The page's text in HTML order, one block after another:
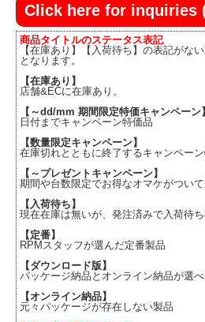
Click here for inquiries
商品タイトルのステータス表記
【在庫あり】【入荷待ち】の表記がな
となります。
【在庫あり】
店舗&ECに在庫あり。
【～dd/mm 期間限定特価キャンペーン】
日付までキャンペーン特価品
【数量限定キャンペーン】
在庫切れとともに終了するキャンペー
【～プレゼントキャンペーン】
期間や台数限定でお得なオマケがつい
【入荷待ち】
現在在庫は無いが、発注済みで入荷待
【定番】
RPMスタッフが選んだ定番製品
【ダウンロード版】
パッケージ納品とオンライン納品が選
【オンライン納品】
元々パッケージが存在しない製品